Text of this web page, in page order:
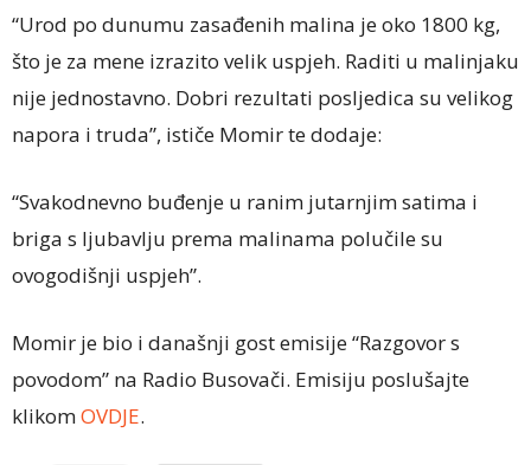
“Urod po dunumu zasađenih malina je oko 1800 kg,
što je za mene izrazito velik uspjeh. Raditi u malinjaku
nije jednostavno. Dobri rezultati posljedica su velikog
napora i truda”, ističe Momir te dodaje:
“Svakodnevno buđenje u ranim jutarnjim satima i
briga s ljubavlju prema malinama polučile su
ovogodišnji uspjeh”.
Momir je bio i današnji gost emisije “Razgovor s
povodom” na Radio Busovači. Emisiju poslušajte
klikomOVDJE.